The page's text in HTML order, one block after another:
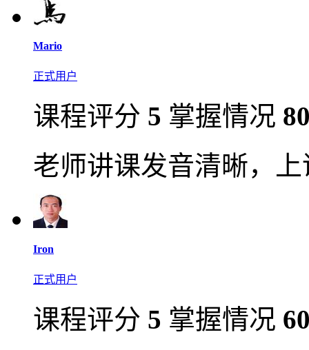
Mario
正式用户
课程评分 5 掌握情况
老师讲课发音清晰，
Iron
正式用户
课程评分 5 掌握情况